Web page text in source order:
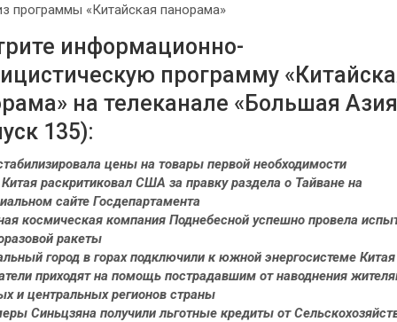
программы «Китайская панорама»
информационно-
программу
на телеканале «Большая
135):
цены на товары первой необходимости
раскритиковал США за правку раздела о Тайване на
сайте Госдепартамента
космическая компания Поднебесной успешно провела
ракеты
город в горах подключили к южной энергосистеме Китая
приходят на помощь пострадавшим от наводнения
и центральных регионов страны
Синьцзяна получили льготные кредиты от